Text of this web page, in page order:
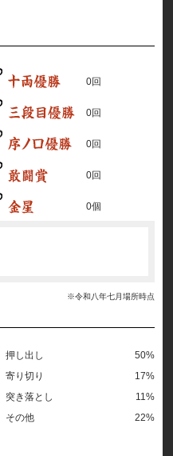
0回
0回
0回
0回
0個
※令和八年七月場所時点
押し出し
50%
寄り切り
17%
突き落とし
11%
その他
22%